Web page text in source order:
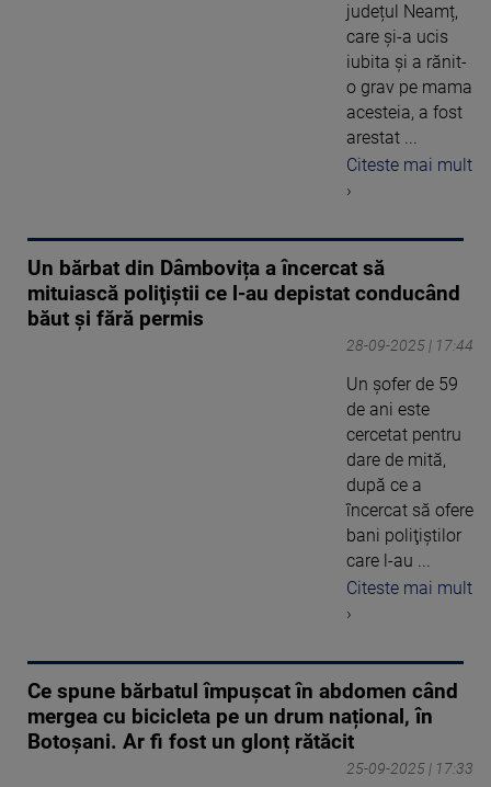
județul Neamț,
care și-a ucis
iubita și a rănit-
o grav pe mama
acesteia, a fost
arestat ...
Citeste mai mult
›
Un bărbat din Dâmbovița a încercat să
mituiască poliţiştii ce l-au depistat conducând
băut şi fără permis
28-09-2025 | 17:44
Un şofer de 59
de ani este
cercetat pentru
dare de mită,
după ce a
încercat să ofere
bani poliţiştilor
care l-au ...
Citeste mai mult
›
Ce spune bărbatul împușcat în abdomen când
mergea cu bicicleta pe un drum național, în
Botoșani. Ar fi fost un glonț rătăcit
25-09-2025 | 17:33